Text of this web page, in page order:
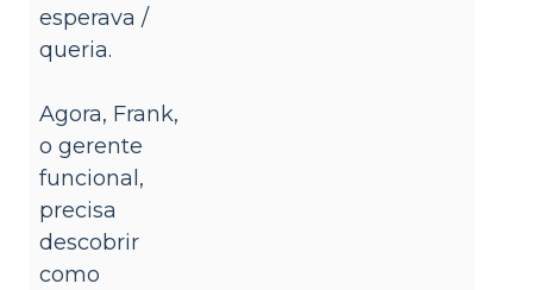
esperava /
queria.
Agora, Frank,
o gerente
funcional,
precisa
descobrir
como